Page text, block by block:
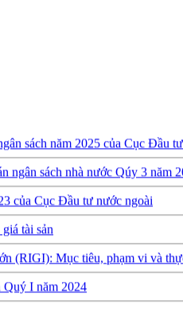
ngân sách nhà nước Qúy 3 năm
của Cục Đầu tư nước ngoài
tài sản
(RIGI): Mục tiêu, phạm vi và
Quý I năm 2024
về việc thành lập, quản lý và